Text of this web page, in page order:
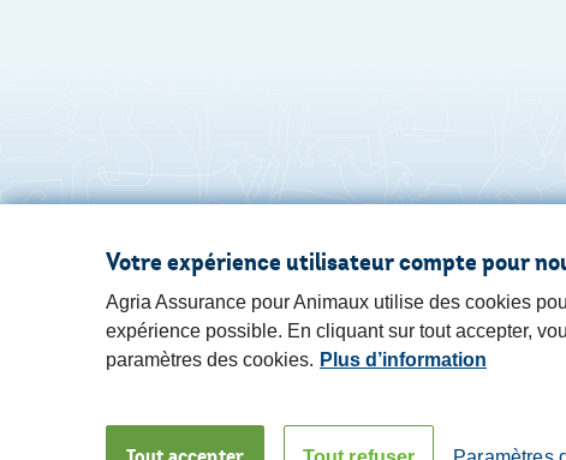
Votre expérience utilisateur compte pour
Agria Assurance pour Animaux utilise des cookies
expérience possible. En cliquant sur tout accepter,
paramètres des cookies. Plus d’information